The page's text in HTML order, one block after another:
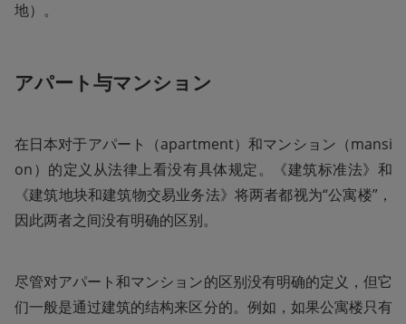
地）。
アパート与マンション
在日本对于アパート（apartment）和マンション（mansi
on）的定义从法律上看没有具体规定。《建筑标准法》和
《建筑地块和建筑物交易业务法》将两者都视为“公寓楼”，
因此两者之间没有明确的区别。
尽管对アパート和マンション的区别没有明确的定义，但它
们一般是通过建筑的结构来区分的。例如，如果公寓楼只有